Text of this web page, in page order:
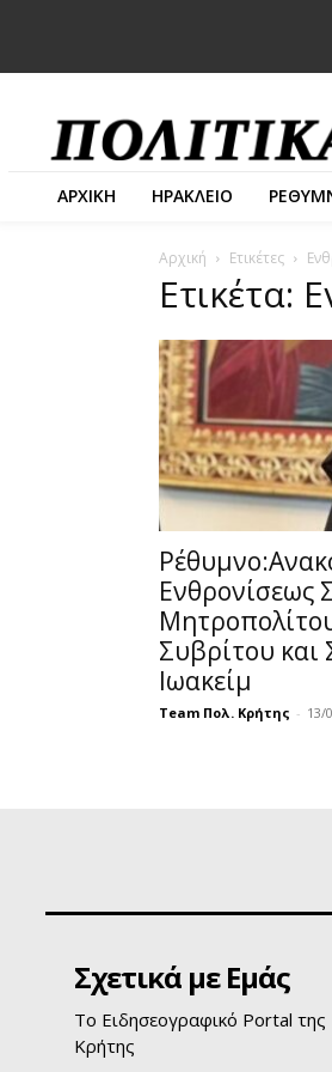
ΑΡΧΙΚΗ ΗΡΑΚΛΕΙΟ
Αρχική Ετικέτες
Ετικέτα:
Ενθρονίσεως
Συβρίτου και
Ιωακείμ
Team Πολ. Κρήτης - 13/
Σχετικά με Εμάς
Το Ειδησεογραφικό Portal της
Κρήτης